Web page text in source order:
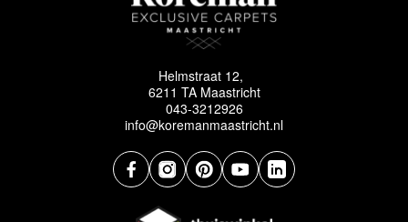
Helmstraat 12,
6211 TA Maastricht
043-3212926
info@koremanmaastricht.nl